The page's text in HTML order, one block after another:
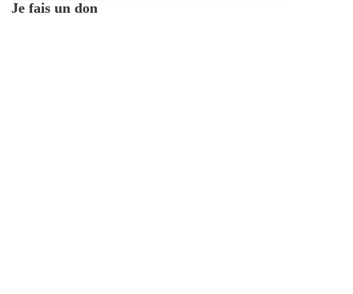
Je fais un don